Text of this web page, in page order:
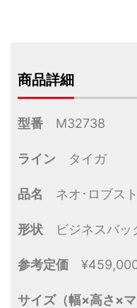
商品詳細
型番 M32738
ライン タイガ
品名 ネオ･ロブス
形状 ビジネスバッ
参考定価
サイズ（幅×高さ×マ